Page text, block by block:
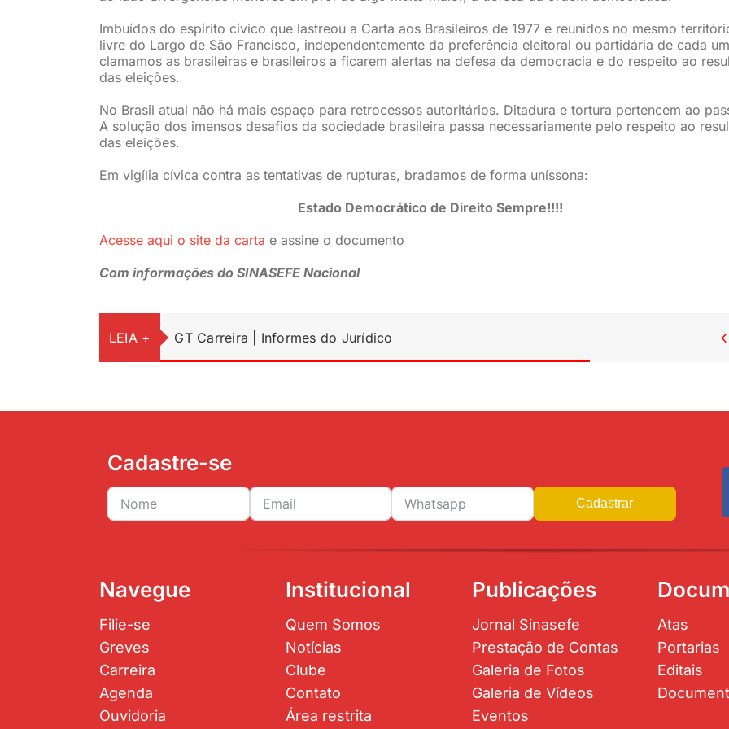
Imbuídos do espírito cívico que lastreou a Carta aos Brasileiros de 1977 e reunidos no mesmo
livre do Largo de São Francisco, independentemente da preferência eleitoral ou partidária de cada
clamamos as brasileiras e brasileiros a ficarem alertas na defesa da democracia e do respeito ao
das eleições.
No Brasil atual não há mais espaço para retrocessos autoritários. Ditadura e tortura pertencem ao
A solução dos imensos desafios da sociedade brasileira passa necessariamente pelo respeito ao
das eleições.
Em vigília cívica contra as tentativas de rupturas, bradamos de forma uníssona:
Estado Democrático de Direito Sempre!!!!
Acesse aqui o site da carta e assine o documento
Com informações do SINASEFE Nacional
LEIA + GT Carreira | Informes do Jurídico 
Cadastre-se
Cadastrar
Navegue
Filie-se
Greves
Carreira
Agenda
Ouvidoria
Institucional
Quem Somos
Notícias
Clube
Contato
Área restrita
Publicações
Jornal Sinasefe
Prestação de Contas
Galeria de Fotos
Galeria de Vídeos
Eventos
Atas
Portarias
Editais